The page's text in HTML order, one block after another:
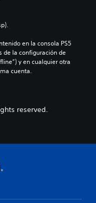
en la consola PS5
de la configuración de
y en cualquier otra
cuenta.
reserved.